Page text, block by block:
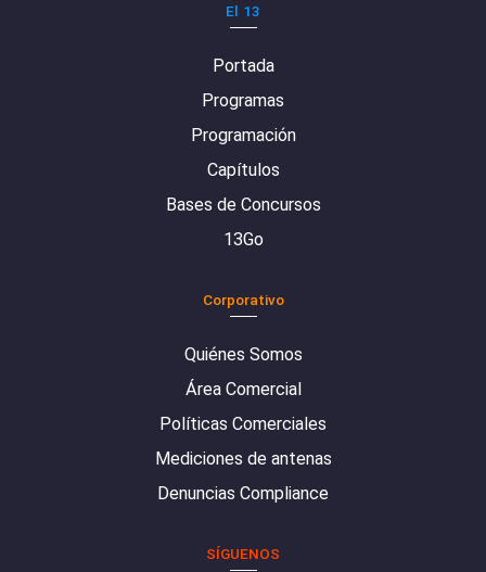
El 13
Portada
Programas
Programación
Capítulos
Bases de Concursos
13Go
Corporativo
Quiénes Somos
Área Comercial
Políticas Comerciales
Mediciones de antenas
Denuncias Compliance
SÍGUENOS